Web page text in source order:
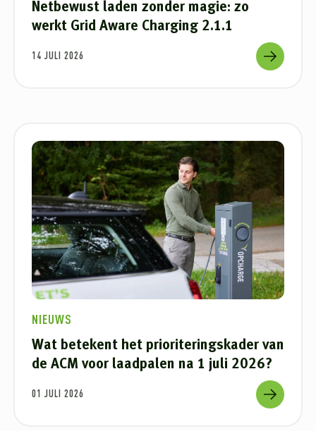
Netbewust laden zonder magie: zo
werkt Grid Aware Charging 2.1.1
14 JULI 2026
NIEUWS
Wat betekent het prioriteringskader van
de ACM voor laadpalen na 1 juli 2026?
01 JULI 2026